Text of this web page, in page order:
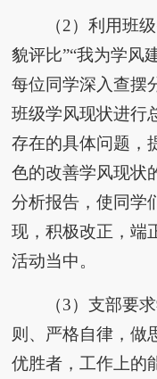
（2）利用班
貌评比”“我为学风
每位同学深入查摆
班级学风现状进行
存在的具体问题，
色的改善学风现状
分析报告，使同学
现，积极改正，端
活动当中。
（3）支部要
则、严格自律，做
优胜者，工作上的